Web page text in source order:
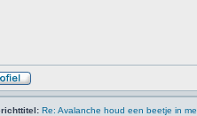
Re: Avalanche houd een beetje in